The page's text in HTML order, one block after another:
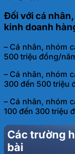
Đối với cá
kinh doanh
– Cá nhân, nhóm
500 triệu đồng/
– Cá nhân, nhóm
300 đến 500 triệu
– Cá nhân, nhóm
100 đến 300 triệu
Các trường
bài